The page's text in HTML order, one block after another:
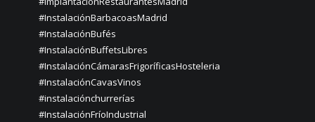
#InstalaciónBarbacoasMadrid
#InstalaciónBufés
#InstalaciónBuffetsLibres
#InstalaciónCámarasFrigoríficasHosteleria
#InstalaciónCavasVinos
#instalaciónchurrerías
#InstalaciónFríoIndustrial